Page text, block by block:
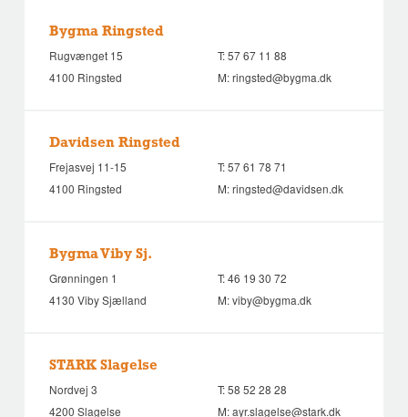
Bygma Ringsted
Rugvænget 15
4100 Ringsted
T:57 67 11 88
M:ringsted@bygma.dk
Davidsen Ringsted
Frejasvej 11-15
4100 Ringsted
T:57 61 78 71
M:ringsted@davidsen.dk
Bygma Viby Sj.
Grønningen 1
4130 Viby Sjælland
T:46 19 30 72
M:viby@bygma.dk
STARK Slagelse
Nordvej 3
4200 Slagelse
T:58 52 28 28
M:ayr.slagelse@stark.dk